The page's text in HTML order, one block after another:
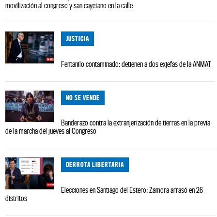
movilización al congreso y san cayetano en la calle
JUSTICIA
Fentanilo contaminado: detienen a dos exjefas de la ANMAT
NO SE VENDE
Banderazo contra la extranjerización de tierras en la previa
de la marcha del jueves al Congreso
DERROTA LIBERTARIA
Elecciones en Santiago del Estero: Zamora arrasó en 26
distritos